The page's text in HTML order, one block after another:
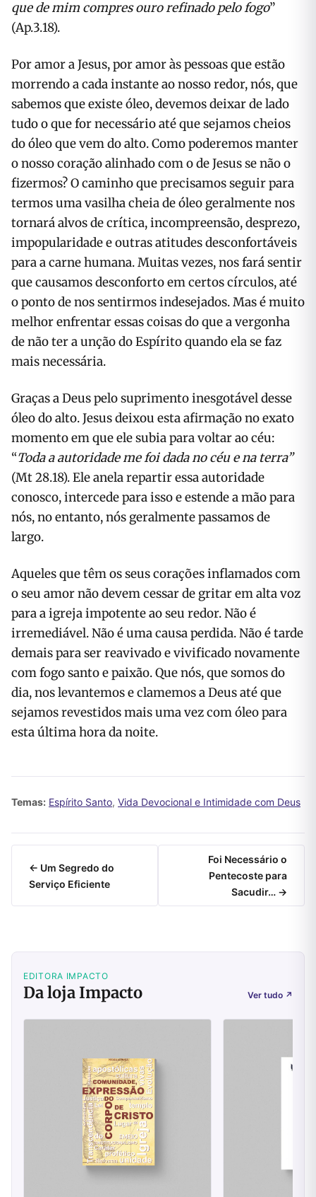
que de mim compres ouro refinado pelo fogo”
(Ap.3.18).
Por amor a Jesus, por amor às pessoas que estão
morrendo a cada instante ao nosso redor, nós, que
sabemos que existe óleo, devemos deixar de lado
tudo o que for necessário até que sejamos cheios
do óleo que vem do alto. Como poderemos manter
o nosso coração alinhado com o de Jesus se não o
fizermos? O caminho que precisamos seguir para
termos uma vasilha cheia de óleo geralmente nos
tornará alvos de crítica, incompreensão, desprezo,
impopularidade e outras atitudes desconfortáveis
para a carne humana. Muitas vezes, nos fará sentir
que causamos desconforto em certos círculos, até
o ponto de nos sentirmos indesejados. Mas é muito
melhor enfrentar essas coisas do que a vergonha
de não ter a unção do Espírito quando ela se faz
mais necessária.
Graças a Deus pelo suprimento inesgotável desse
óleo do alto. Jesus deixou esta afirmação no exato
momento em que ele subia para voltar ao céu:
“Toda a autoridade me foi dada no céu e na terra”
(Mt 28.18). Ele anela repartir essa autoridade
conosco, intercede para isso e estende a mão para
nós, no entanto, nós geralmente passamos de
largo.
Aqueles que têm os seus corações inflamados com
o seu amor não devem cessar de gritar em alta voz
para a igreja impotente ao seu redor. Não é
irremediável. Não é uma causa perdida. Não é tarde
demais para ser reavivado e vivificado novamente
com fogo santo e paixão. Que nós, que somos do
dia, nos levantemos e clamemos a Deus até que
sejamos revestidos mais uma vez com óleo para
esta última hora da noite.
Temas: Espírito Santo, Vida Devocional e Intimidade com Deus
← Um Segredo do
Serviço Eficiente
Foi Necessário o
Pentecoste para
Sacudir… →
EDITORA IMPACTO
Da loja Impacto Ver tudo ↗